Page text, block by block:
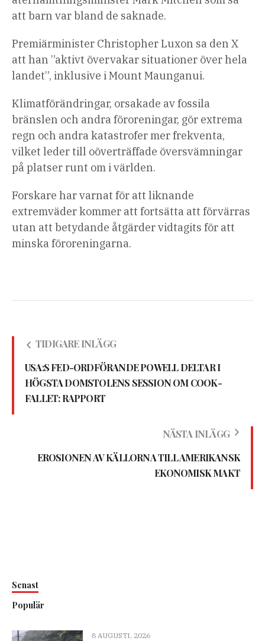
att barn var bland de saknade.
Premiärminister Christopher Luxon sa den X
att han ”aktivt övervakar situationer över hela
landet”, inklusive i Mount Maunganui.
Klimatförändringar, orsakade av fossila
bränslen och andra föroreningar, gör extrema
regn och andra katastrofer mer frekventa,
vilket leder till oöverträffade översvämningar
på platser runt om i världen.
Forskare har varnat för att liknande
extremväder kommer att fortsätta att förvärras
utan att betydande åtgärder vidtagits för att
minska föroreningarna.
TIDIGARE INLÄGG
USA:S FED-ORDFÖRANDE POWELL DELTAR I
HÖGSTA DOMSTOLENS SESSION OM COOK-
FALLET: RAPPORT
NÄSTA INLÄGG
EROSIONEN AV KÄLLORNA TILL AMERIKANSK
EKONOMISK MAKT
Senast
Populär
8 AUGUSTI, 2026